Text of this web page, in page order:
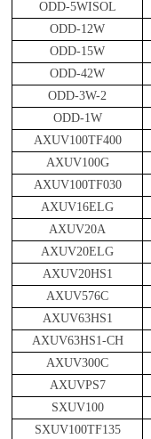
ODD-5WISOL
ODD-12W
ODD-15W
ODD-42W
ODD-3W-2
ODD-1W
AXUV100TF400
AXUV100G
AXUV100TF030
AXUV16ELG
AXUV20A
AXUV20ELG
AXUV20HS1
AXUV576C
AXUV63HS1
AXUV63HS1-CH
AXUV300C
AXUVPS7
SXUV100
SXUV100TF135